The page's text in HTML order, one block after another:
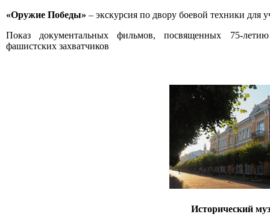
«Оружие Победы» – экскурсия по двору боевой техники для
Показ документальных фильмов, посвященных 75-
фашистских захватчиков
Исторический